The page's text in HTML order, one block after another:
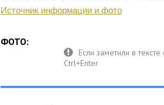
Источник информации и фото
ФОТО: